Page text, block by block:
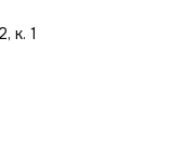
к. 1